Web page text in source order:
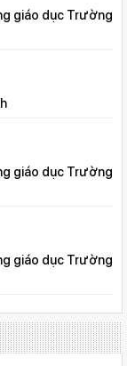
giáo dục Trường
giáo dục Trường
giáo dục Trường
giáo dục Trường